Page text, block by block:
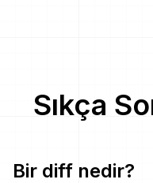
Sıkça
Bir diff nedir?